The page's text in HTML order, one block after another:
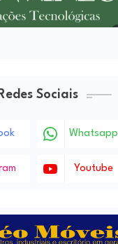
Sociais
Whatsapp
Youtube